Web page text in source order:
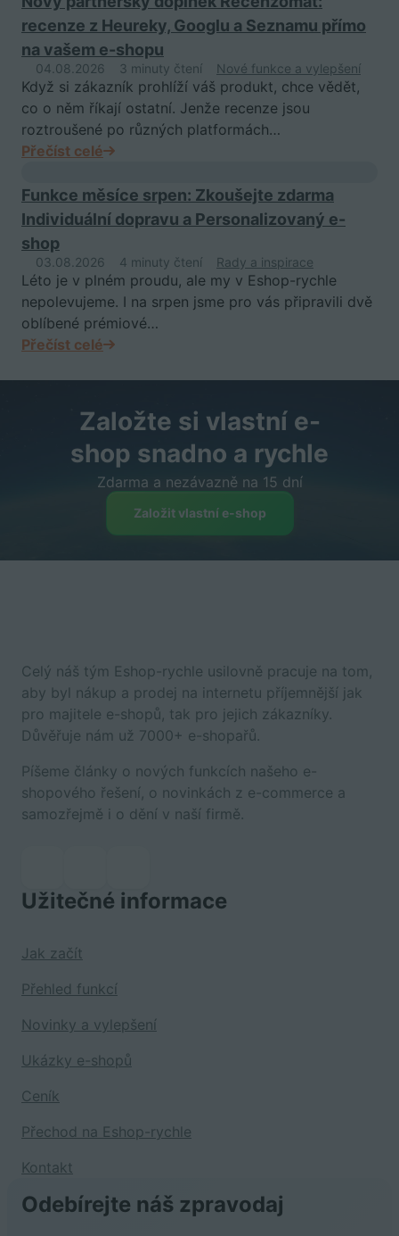
recenze z Heureky, Googlu a Seznamu přímo
na vašem e-shopu
04.08.2026 3 minuty čtení Nové funkce a vylepšení
Když si zákazník prohlíží váš produkt, chce vědět,
co o něm říkají ostatní. Jenže recenze jsou
roztroušené po různých platformách…
Přečíst celé
Funkce měsíce srpen: Zkoušejte zdarma
Individuální dopravu a Personalizovaný e-
shop
03.08.2026 4 minuty čtení Rady a inspirace
Léto je v plném proudu, ale my v Eshop-rychle
nepolevujeme. I na srpen jsme pro vás připravili dvě
oblíbené prémiové…
Přečíst celé
Založte si vlastní e-
shop snadno a rychle
Zdarma a nezávazně na 15 dní
Založit vlastní e-shop
Celý náš tým Eshop-rychle usilovně pracuje na tom,
aby byl nákup a prodej na internetu příjemnější jak
pro majitele e-shopů, tak pro jejich zákazníky.
Důvěřuje nám už 7000+ e-shopařů.
Píšeme články o nových funkcích našeho e-
shopového řešení, o novinkách z e-commerce a
samozřejmě i o dění v naší firmě.
Užitečné informace
Jak začít
Přehled funkcí
Novinky a vylepšení
Ukázky e-shopů
Ceník
Přechod na Eshop-rychle
Kontakt
Odebírejte náš zpravodaj